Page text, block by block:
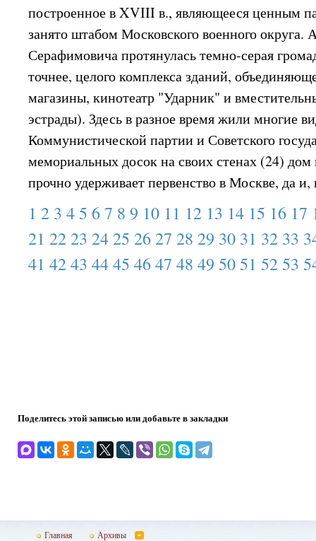
построенное в XVIII в., являющееся ценным
занято штабом Московского военного
Серафимовича протянулась темно-серая
точнее, целого комплекса зданий,
магазины, кинотеатр "Ударник" и
эстрады). Здесь в разное время жили многие
Коммунистической партии и Советского
мемориальных досок на своих стенах (24)
прочно удерживает первенство в Москве, да
1 2 3 4 5 6 7 8 9 10 11 12 13 14 15 16 17
21 22 23 24 25 26 27 28 29 30 31 32 33
41 42 43 44 45 46 47 48 49 50 51 52 53
Поделитесь этой записью или добавьте в закладки
Главная Архивы